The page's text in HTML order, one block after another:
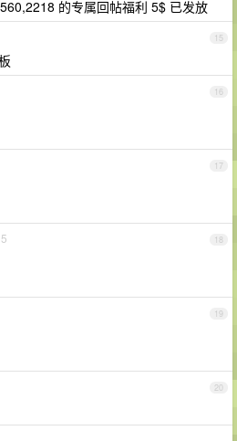
的专属回帖福利 5$ 已发放
15
16
17
18
19
20